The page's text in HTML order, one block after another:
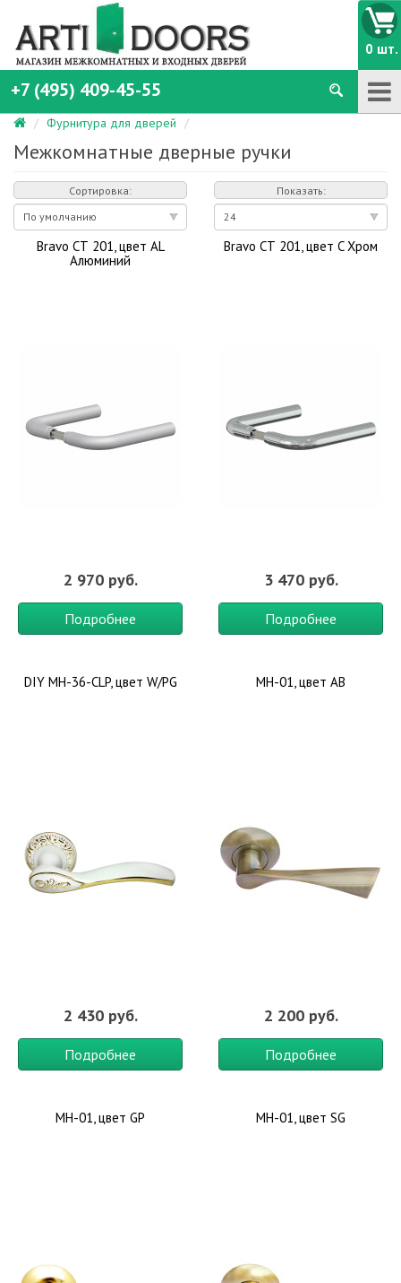
+7 (495) 409-45-55
0 шт.
Фурнитура для дверей
Межкомнатные дверные ручки
Сортировка: Показать:
Bravo СТ 201, цвет AL
Алюминий
2 970 руб.
Подробнее
Bravo СТ 201, цвет C Хром
3 470 руб.
Подробнее
DIY MH-36-CLP, цвет W/PG
2 430 руб.
Подробнее
MH-01, цвет AB
2 200 руб.
Подробнее
MH-01, цвет GP MH-01, цвет SG